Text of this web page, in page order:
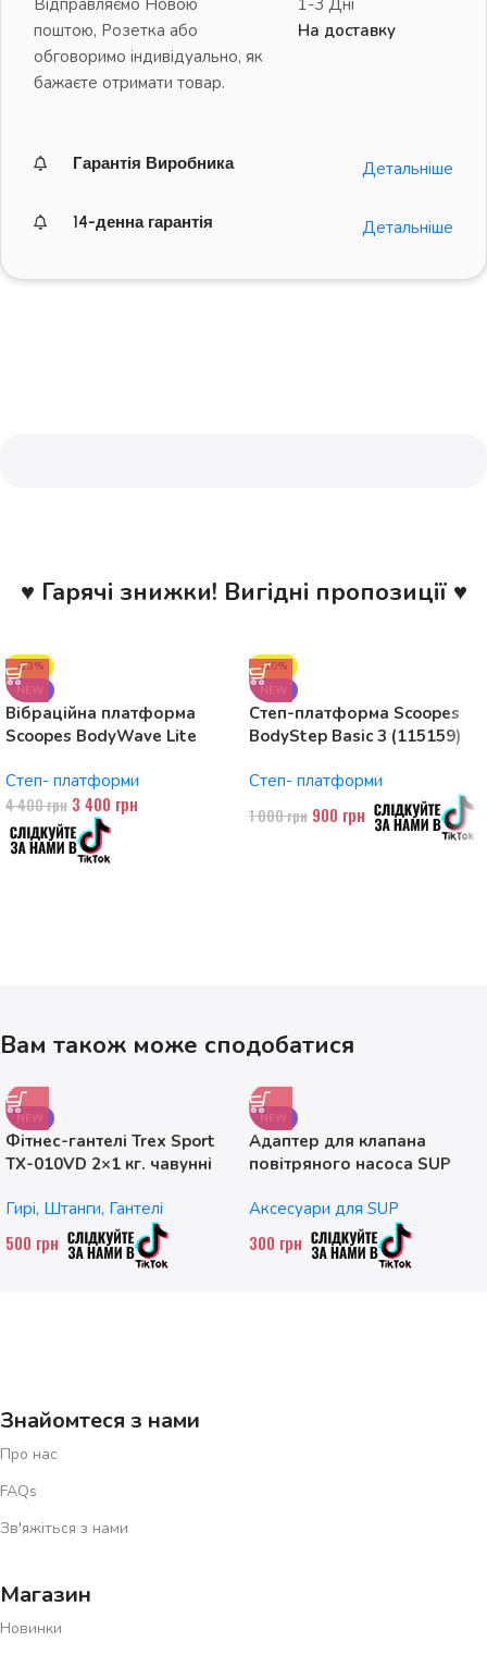
Відправляємо Новою
поштою, Розетка або
обговоримо індивідуально, як
бажаєте отримати товар.
1-3 Дні
На доставку
Гарантія Виробника Детальніше
14-денна гарантія Детальніше
♥ Гарячі знижки! Вигідні пропозиції ♥
-23%
NEW
Вібраційна платформа
Scoopes BodyWave Lite
Степ- платформи
4 400грн 3 400 грн
-10%
NEW
Степ-платформа Scoopes
BodyStep Basic 3 (115159)
рівні
Степ- платформи
1 000грн 900 грн
Вам також може сподобатися
NEW
Фітнес-гантелі Trex Sport
TX-010VD 2×1 кг. чавунні
Гирі, Штанги, Гантелі
500 грн
NEW
Адаптер для клапана
повітряного насоса SUP
Аксесуари для SUP
300 грн
Знайомтеся з нами
Про нас
FAQs
Зв'яжіться з нами
Магазин
Новинки